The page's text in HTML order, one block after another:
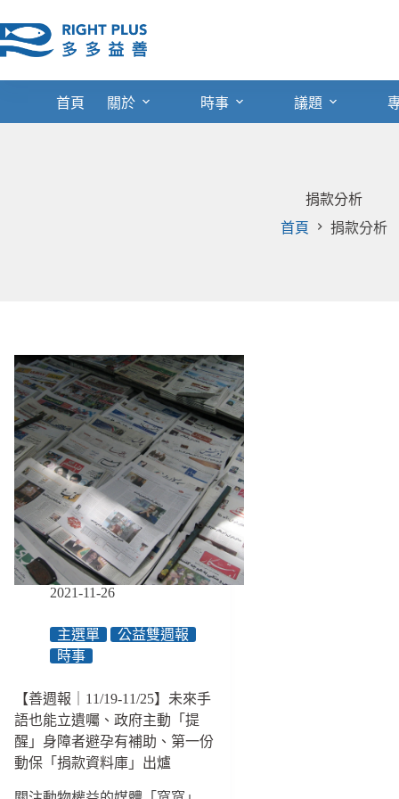
至
主
首頁 關於 時事 議題
捐款分析
首頁
捐款分析
2021-11-26
主選單
公益雙週報
時事
【善週報｜11/19-11/25】未來手
語也能立遺囑、政府主動「提
醒」身障者避孕有補助、第一份
動保「捐款資料庫」出爐